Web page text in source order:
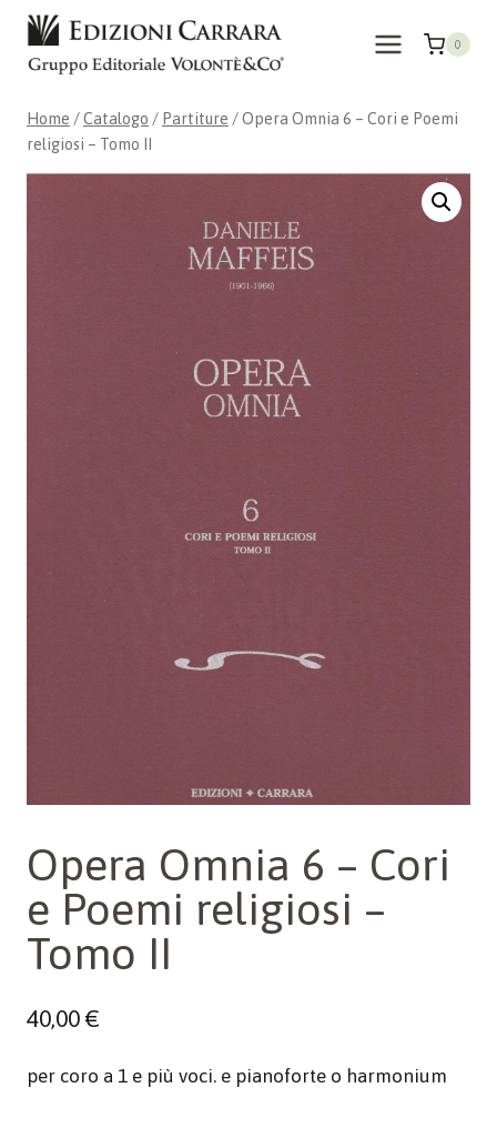
Salta
contenuto
0
Home /Catalogo / Partiture /Opera Omnia 6 – Cori e Poemi
religiosi – Tomo II
Opera Omnia 6 – Cori
e Poemi religiosi –
Tomo II
40,00€
per coro a 1 e più voci. e pianoforte o harmonium